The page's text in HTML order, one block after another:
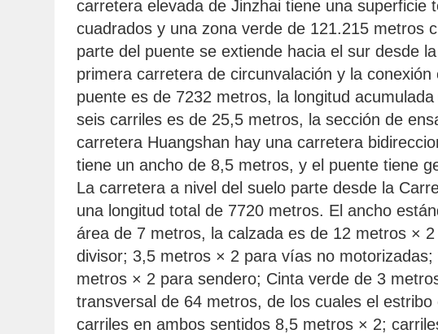
carretera elevada de Jinzhai tiene una
cuadrados y una zona verde de 121.215 metros
parte del puente se extiende hacia el sur desde
primera carretera de circunvalación y la
puente es de 7232 metros, la longitud
seis carriles es de 25,5 metros, la sección de
carretera Huangshan hay una carretera
tiene un ancho de 8,5 metros, y el puente tiene
La carretera a nivel del suelo parte desde la
una longitud total de 7720 metros. El ancho
área de 7 metros, la calzada es de 12 metros ×
divisor; 3,5 metros × 2 para vías no
metros × 2 para sendero; Cinta verde de 3
transversal de 64 metros, de los cuales el
carriles en ambos sentidos 8,5 metros × 2;